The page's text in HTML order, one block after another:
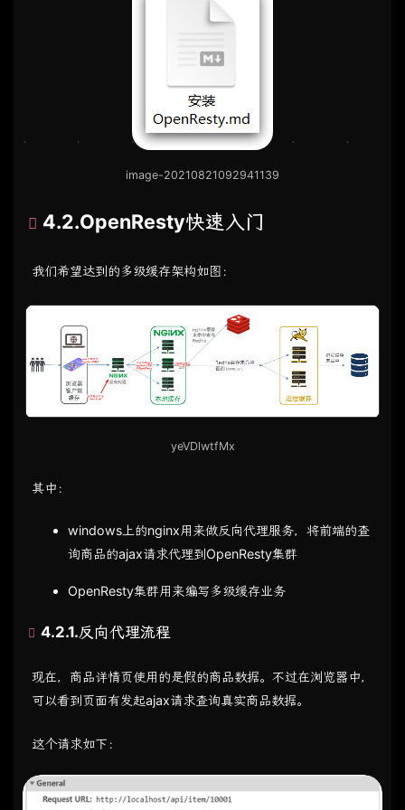
image-20210821092941139
4.2.OpenResty快速入门
我们希望达到的多级缓存架构如图：
yeVDlwtfMx
其中：
windows上的nginx用来做反向代理服务，将前端的查
询商品的ajax请求代理到OpenResty集群
OpenResty集群用来编写多级缓存业务
4.2.1.反向代理流程
现在，商品详情页使用的是假的商品数据。不过在浏览器中，
可以看到页面有发起ajax请求查询真实商品数据。
这个请求如下：